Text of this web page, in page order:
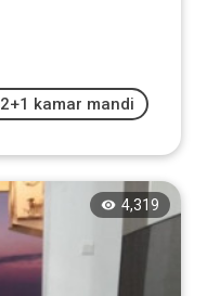
2+1 kamar mandi
4,319